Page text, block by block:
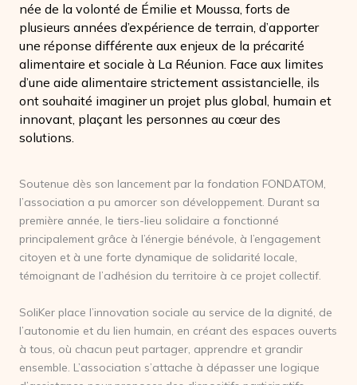
née de la volonté de Émilie et Moussa, forts de
plusieurs années d’expérience de terrain, d’apporter
une réponse différente aux enjeux de la précarité
alimentaire et sociale à La Réunion. Face aux limites
d’une aide alimentaire strictement assistancielle, ils
ont souhaité imaginer un projet plus global, humain et
innovant, plaçant les personnes au cœur des
solutions.
Soutenue dès son lancement par la fondation FONDATOM,
l’association a pu amorcer son développement. Durant sa
première année, le tiers-lieu solidaire a fonctionné
principalement grâce à l’énergie bénévole, à l’engagement
citoyen et à une forte dynamique de solidarité locale,
témoignant de l’adhésion du territoire à ce projet collectif.
SoliKer place l’innovation sociale au service de la dignité, de
l’autonomie et du lien humain, en créant des espaces ouverts
à tous, où chacun peut partager, apprendre et grandir
ensemble. L’association s’attache à dépasser une logique